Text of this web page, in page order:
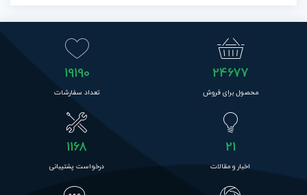
24677
محصول برای فروش
19190
تعداد سفارشات
21
اخبار و مقالات
1168
درخواست پشتیبانی